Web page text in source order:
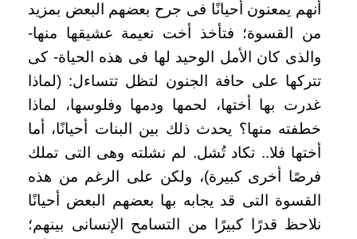
أنهم يمعنون أحيانًا فى جرح بعضهم البعض بمزيد
من القسوة؛ فتأخذ أخت نعيمة عشيقها منها-
والذى كان الأمل الوحيد لها فى هذه الحياة- كى
تتركها على حافة الجنون لتظل تتساءل: (لماذا
غدرت بها أختها، لحمها ودمها وفلوسها، لماذا
خطفته منها؟ يحدث ذلك بين البنات أحيانًا، أما
أختها فلا.. تكاد تُشل. لم نشلته وهى التى تملك
فرصًا أخرى كبيرة)، ولكن على الرغم من هذه
القسوة التى قد يجابه بها بعضهم البعض أحيانًا
نلاحظ قدرًا كبيرًا من التسامح الإنسانى بينهم؛